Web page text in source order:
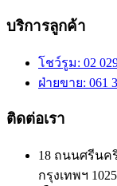
บริการลูกค้า
โชว์รูม: 02
ฝ่ายขาย: 061
ติดต่อเรา
18 ถนนศรีนค
กรุงเทพฯ